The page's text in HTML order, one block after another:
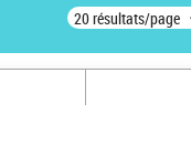
20 résultats/page